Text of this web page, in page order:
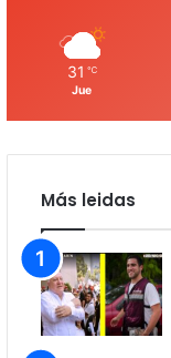
31 ℃
Jue
Más leidas